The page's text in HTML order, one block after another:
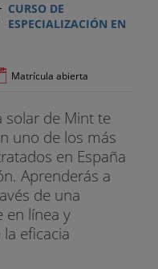
CURSO DE
ESPECIALIZACIÓN EN
Matrícula abierta
solar de Mint te
uno de los más
en España
Aprenderás a
de una
línea y
eficacia